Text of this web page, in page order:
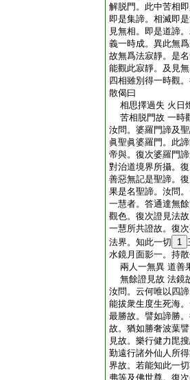
解脱門。此中苦相
即是集諦。相滅即
見無相。即是道諦
義一時成。異此無
故無爲法寂靜。是
能觀此寂靜。及見
四相雖別得一時觀
散偈曰
相思擇過失 火日
苦相脱門故 一時
汝問。婆羅門諦及
眞聖眞婆羅門。此
帝與。復次婆羅門
對治道境界所攝。
善惡無記是聖諦。
果是名聖諦。汝問
一慧者。答通達無
觀色。復次證見法
一慧所共證故。復
法界。知此一切
1
水鏡月面影一。持
兩人一無異 道善
無餘證見故 法鏡
汝問。云何唯以四
能拔衆生度生死海
最勝故。譬如諦勝
故。猶如勝奢波葉
見故。樂行健力毘
勤遠行諸外仙人所
界故。若能知此一
弗等及佛世尊。復